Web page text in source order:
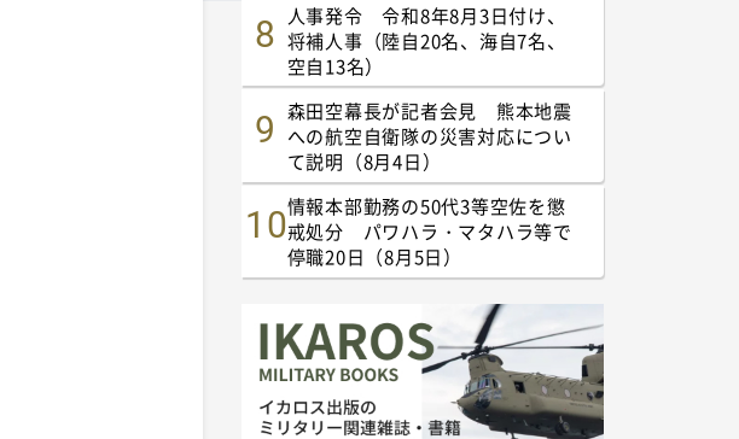
人事発令 令和8年8月3日付け、
将補人事（陸自20名、海自7名、
空自13名）
森田空幕長が記者会見 熊本地震
への航空自衛隊の災害対応につい
て説明（8月4日）
情報本部勤務の50代3等空佐を懲
戒処分 パワハラ・マタハラ等で
停職20日（8月5日）